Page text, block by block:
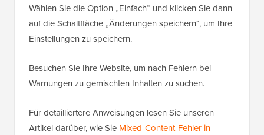
Wählen Sie die Option „Einfach“ und klicken Sie dann
auf die Schaltfläche „Änderungen speichern“, um Ihre
Einstellungen zu speichern.
Besuchen Sie Ihre Website, um nach Fehlern bei
Warnungen zu gemischten Inhalten zu suchen.
Für detailliertere Anweisungen lesen Sie unseren
Artikel darüber, wie Sie Mixed-Content-Fehler in